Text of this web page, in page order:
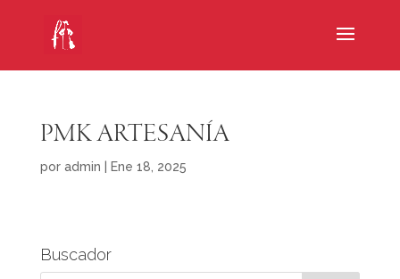
PMK ARTESANÍA
por admin Ene 18, 2025
Buscador